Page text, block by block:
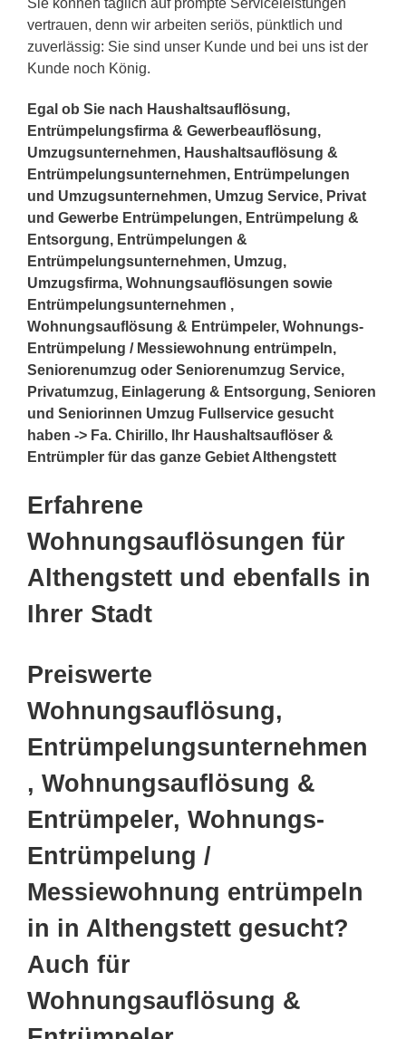
vertrauen, denn wir arbeiten seriös, pünktlich und
zuverlässig: Sie sind unser Kunde und bei uns ist der
Kunde noch König.
Egal ob Sie nach Haushaltsauflösung,
Entrümpelungsfirma & Gewerbeauflösung,
Umzugsunternehmen, Haushaltsauflösung &
Entrümpelungsunternehmen, Entrümpelungen
und Umzugsunternehmen, Umzug Service, Privat
und Gewerbe Entrümpelungen, Entrümpelung &
Entsorgung, Entrümpelungen &
Entrümpelungsunternehmen, Umzug,
Umzugsfirma, Wohnungsauflösungen sowie
Entrümpelungsunternehmen ,
Wohnungsauflösung & Entrümpeler, Wohnungs-
Entrümpelung / Messiewohnung entrümpeln,
Seniorenumzug oder Seniorenumzug Service,
Privatumzug, Einlagerung & Entsorgung, Senioren
und Seniorinnen Umzug Fullservice gesucht
haben -> Fa. Chirillo, Ihr Haushaltsauflöser &
Entrümpler für das ganze Gebiet Althengstett
Erfahrene
Wohnungsauflösungen für
Althengstett und ebenfalls in
Ihrer Stadt
Preiswerte
Wohnungsauflösung,
Entrümpelungsunternehmen
, Wohnungsauflösung &
Entrümpeler, Wohnungs-
Entrümpelung /
Messiewohnung entrümpeln
in in Althengstett gesucht?
Auch für
Wohnungsauflösung &